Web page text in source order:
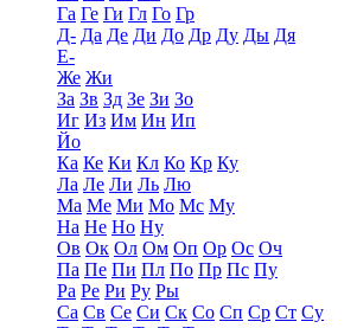
Га Ге Ги Гл Го Гр
Д- Да Де Ди До Др Ду Ды Дя
Е-
Же Жи
За Зв Зд Зе Зи Зо
Иг Из Им Ин Ип
Йо
Ка Ке Ки Кл Ко Кр Ку
Ла Ле Ли Ль Лю
Ма Ме Ми Мо Мс Му
На Не Но Ну
Ов Ок Ол Ом Оп Ор Ос Оч
Па Пе Пи Пл По Пр Пс Пу
Ра Ре Ри Ру Ры
Са Св Се Си Ск Со Сп Ср Ст Су